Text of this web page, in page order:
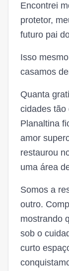
Encontrei
protetor,
futuro pai
Isso
casamos
Quanta
cidades tão
Planaltina
amor
restaurou
uma área
Somos a
outro.
mostrando
sob o
curto